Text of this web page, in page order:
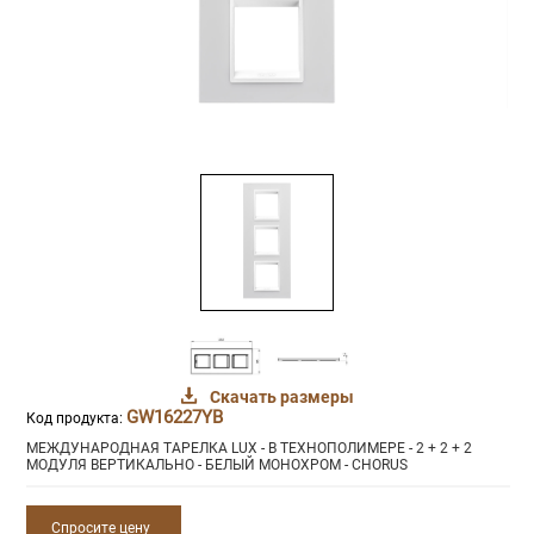
Скачать размеры
Код продукта: GW16227YB
МЕЖДУНАРОДНАЯ ТАРЕЛКА LUX - В ТЕХНОПОЛИМЕРЕ - 2 + 2 + 2
МОДУЛЯ ВЕРТИКАЛЬНО - БЕЛЫЙ МОНОХРОМ - CHORUS
Спросите цену